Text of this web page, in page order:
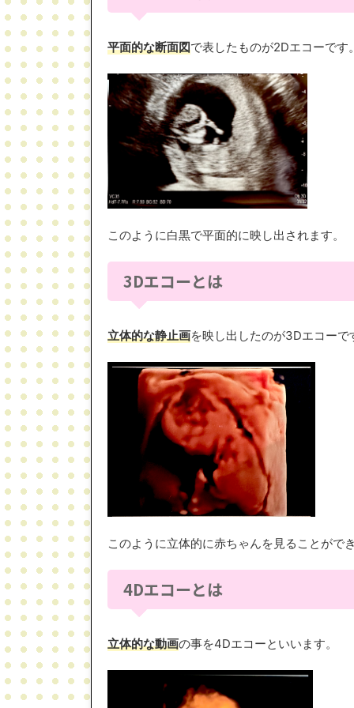
平面的な断面図で表したものが2Dエコーです
このように白黒で平面的に映し出されます。
3Dエコーとは
立体的な静止画を映し出したのが3Dエコーで
このように立体的に赤ちゃんを見ることがで
4Dエコーとは
立体的な動画の事を4Dエコーといいます。